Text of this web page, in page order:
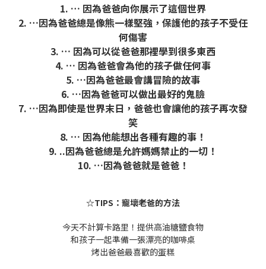
1. … 因為爸爸向你展示了這個世界
2. …因為爸爸總是像熊一樣堅強，保護他的孩子不受任
何傷害
3. … 因為可以從爸爸那裡學到很多東西
4. … 因為爸爸會為他的孩子做任何事
5. …因為爸爸最會講冒險的故事
6. …因為爸爸可以做出最好的鬼臉
7. …因為即使是世界末日，爸爸也會讓他的孩子再次發
笑
8. … 因為他能想出各種有趣的事！
9. ..因為爸爸總是允許媽媽禁止的一切！
10. …因為爸爸就是爸爸！
☆TIPS：寵壞老爸的方法
今天不計算卡路里！提供高油糖鹽食物
和孩子一起準備一張漂亮的咖啡桌
烤出爸爸最喜歡的蛋糕